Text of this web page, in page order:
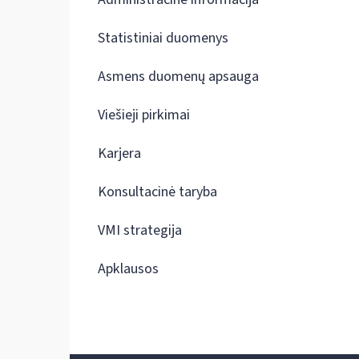
Statistiniai duomenys
Asmens duomenų apsauga
Viešieji pirkimai
Karjera
Konsultacinė taryba
VMI strategija
Apklausos